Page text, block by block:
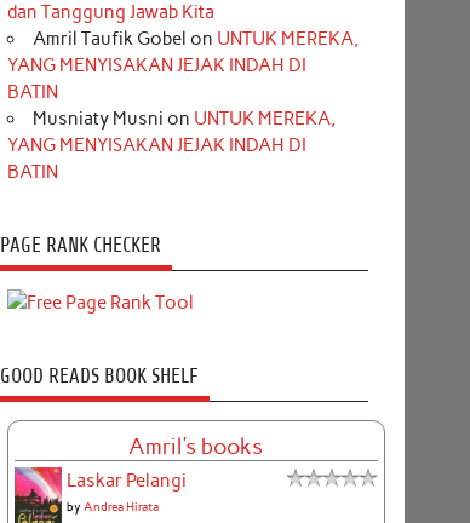
dan Tanggung Jawab Kita
Amril Taufik Gobel on UNTUK MEREKA,
YANG MENYISAKAN JEJAK INDAH DI
BATIN
Musniaty Musni on UNTUK MEREKA,
YANG MENYISAKAN JEJAK INDAH DI
BATIN
PAGE RANK CHECKER
GOOD READS BOOK SHELF
Amril's books
Laskar Pelangi
by Andrea Hirata